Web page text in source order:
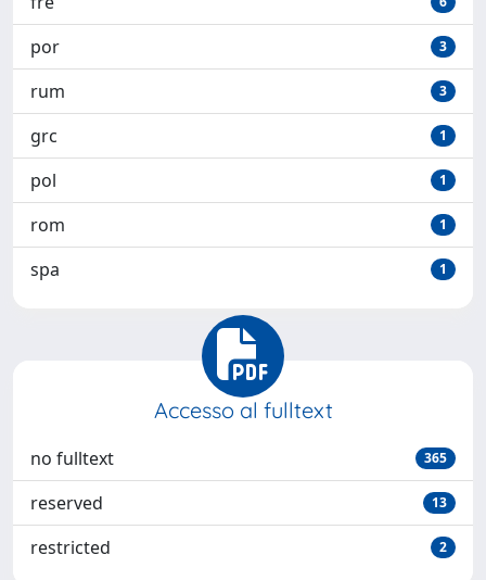
por 3
rum 3
grc 1
pol 1
rom 1
spa 1
Accesso al fulltext
no fulltext 365
reserved 13
restricted 2